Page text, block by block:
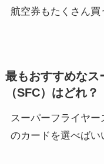
航空券もたくさん買
最もおすすめなス
（SFC）はどれ？
スーパーフライヤ
のカードを選べばい